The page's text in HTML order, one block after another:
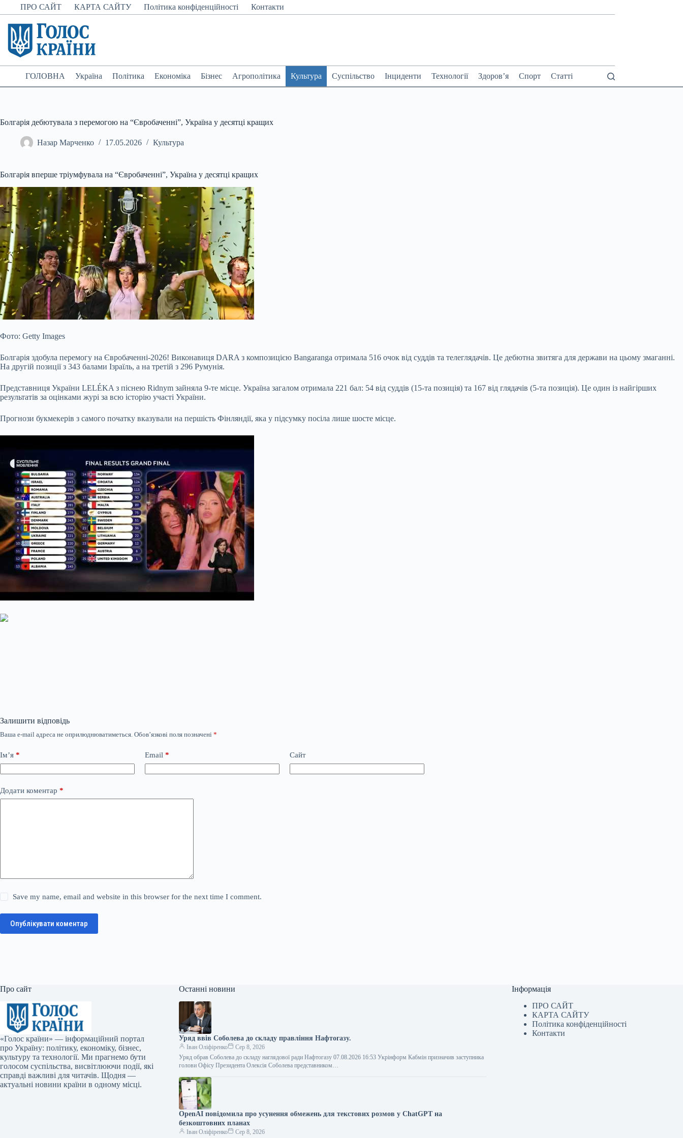
Перейти
до
вмісту
ПРО САЙТ КАРТА САЙТУ Політика конфіденційності Контакти
ГОЛОВНА Україна Політика Економіка Бізнес Агрополітика Культура Суспільство Інциденти Технології Здоров’я Спорт Статті
Болгарія дебютувала з перемогою на “Євробаченні”, Україна у десятці кращих
Назар Марченко 17.05.2026 Культура
Болгарія вперше тріумфувала на “Євробаченні”, Україна у десятці кращих
Фото: Getty Images
Болгарія здобула перемогу на Євробаченні-2026! Виконавиця DARA з композицією Bangaranga отримала 516 очок від суддів та телеглядачів. Це дебютна звитяга для держави на цьому змаганні.
На другій позиції з 343 балами Ізраїль, а на третій з 296 Румунія.
Представниця України LELÉKA з піснею Ridnym зайняла 9-те місце. Україна загалом отримала 221 бал: 54 від суддів (15-та позиція) та 167 від глядачів (5-та позиція). Це один із найгірших
результатів за оцінками журі за всю історію участі України.
Прогнози букмекерів з самого початку вказували на першість Фінляндії, яка у підсумку посіла лише шосте місце.
Залишити відповідь
Ваша e-mail адреса не оприлюднюватиметься. Обов’язкові поля позначені *
Ім’я * Email * Сайт
Додати коментар *
Save my name, email and website in this browser for the next time I comment.
Опублікувати коментар
Про сайт
«Голос країни» — інформаційний портал
про Україну: політику, економіку, бізнес,
культуру та технології. Ми прагнемо бути
голосом суспільства, висвітлюючи події, які
справді важливі для читачів. Щодня —
актуальні новини країни в одному місці.
Останні новини
Уряд ввів Соболева до складу правління Нафтогазу.
Іван Оліфіренко
Сер 8, 2026
Уряд обрав Соболева до складу наглядової ради Нафтогазу 07.08.2026 16:53 Укрінформ Кабмін призначив заступника
голови Офісу Президента Олексія Соболева представником…
OpenAI повідомила про усунення обмежень для текстових розмов у ChatGPT на
безкоштовних планах
Іван Оліфіренко Сер 8, 2026
Інформація
ПРО САЙТ
КАРТА САЙТУ
Політика конфіденційності
Контакти